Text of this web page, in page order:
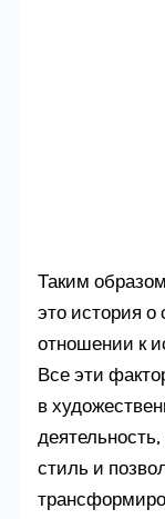
Таким
это история о
отношении к
Все эти
в
стиль и